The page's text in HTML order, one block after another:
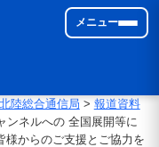
メニュー
北陸総合通信局 > 報道資料
ネルへの 全国展開等に
からのご支援とご協力を